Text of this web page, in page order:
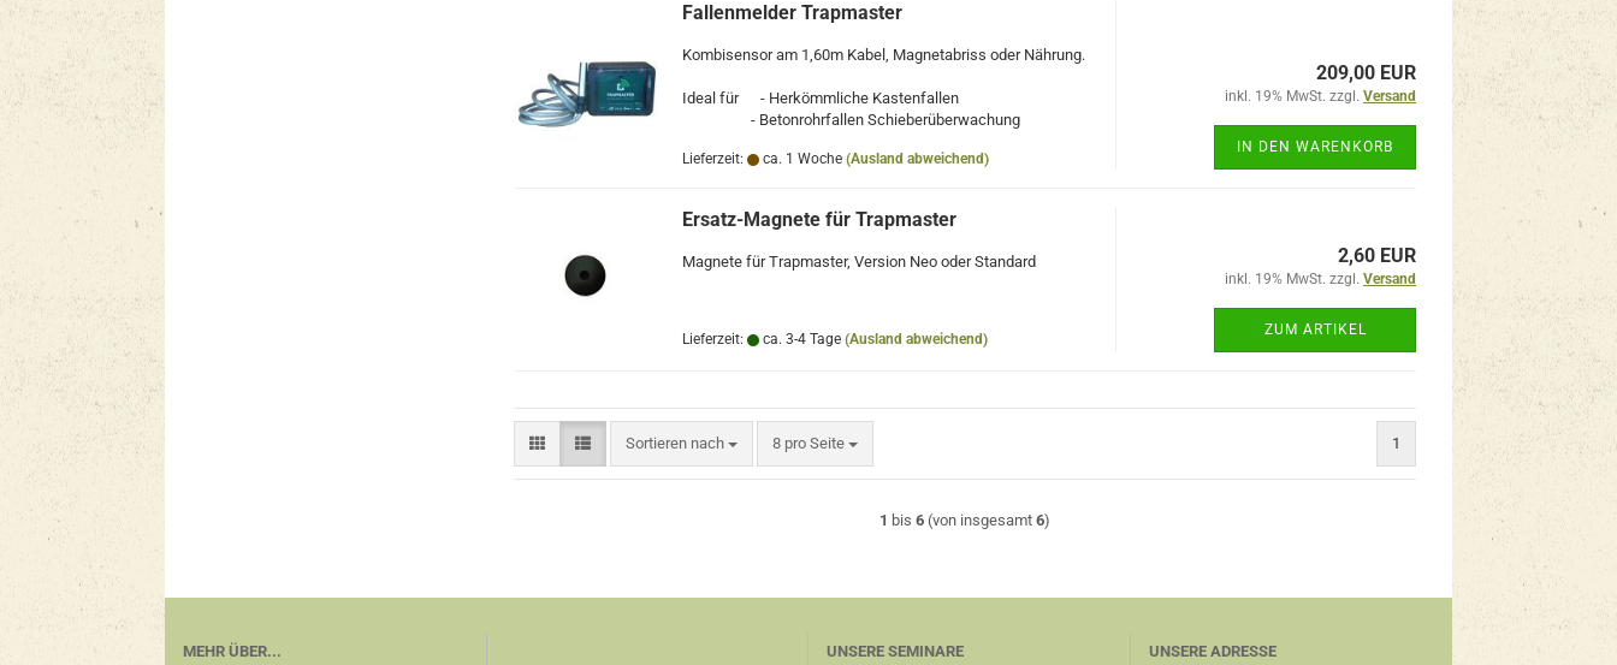
Fallenmelder Trapmaster
Kombisensor am 1,60m Kabel, Magnetabriss oder Nährung.
Ideal für - Herkömmliche Kastenfallen
- Betonrohrfallen Schieberüberwachung
Lieferzeit: ca. 1 Woche (Ausland abweichend)
209,00 EUR
inkl. 19% MwSt. zzgl. Versand
IN DEN WARENKORB
Ersatz-Magnete für Trapmaster
Magnete für Trapmaster, Version Neo oder Standard
Lieferzeit: ca. 3-4 Tage (Ausland abweichend)
2,60 EUR
inkl. 19% MwSt. zzgl. Versand
ZUM ARTIKEL
Sortieren nach
Sortieren nach 8 pro Seite
pro Seite 1
1 bis 6 (von insgesamt 6)
MEHR ÜBER... UNSERE SEMINARE UNSERE ADRESSE